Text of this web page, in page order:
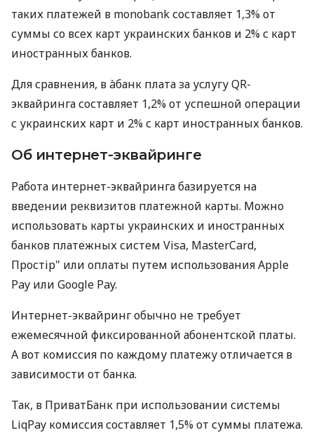
таких платежей в monobank составляет 1,3% от
суммы со всех карт украинских банков и 2% с карт
иностранных банков.
Для сравнения, в àбанк плата за услугу QR-
эквайринга составляет 1,2% от успешной операции
с украинских карт и 2% с карт иностранных банков.
Об интернет-эквайринге
Работа интернет-эквайринга базируется на
введении реквизитов платежной карты. Можно
использовать карты украинских и иностранных
банков платежных систем Visa, MasterCard,
Простір" или оплаты путем использования Apple
Pay или Google Pay.
Интернет-эквайринг обычно не требует
ежемесячной фиксированной абонентской платы.
А вот комиссия по каждому платежу отличается в
зависимости от банка.
Так, в ПриватБанк при использовании системы
LiqPay комиссия составляет 1,5% от суммы платежа.